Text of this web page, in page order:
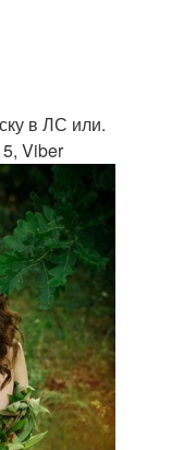
в ЛС или.
Viber